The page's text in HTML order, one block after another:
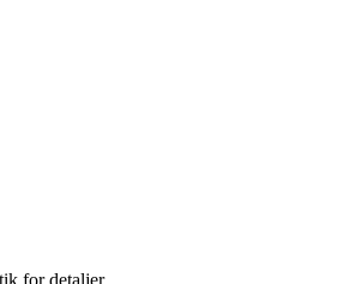
for detaljer.